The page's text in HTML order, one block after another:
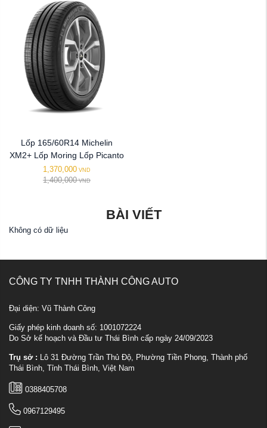
Lốp 165/60R14 Michelin
XM2+ Lốp Moring Lốp Picanto
1,370,000 VND
1,400,000 VND
BÀI VIẾT
Không có dữ liệu
CÔNG TY TNHH THÀNH CÔNG AUTO
Đại diện: Vũ Thành Công
Giấy phép kinh doanh số: 1001072224
Do Sở kế hoạch và Đầu tư Thái Bình cấp ngày 24/09/2023
Trụ sở : Lô 31 Đường Trần Thủ Độ, Phường Tiền Phong, Thành phố
Thái Bình, Tỉnh Thái Bình, Việt Nam
0388405708
0967129495